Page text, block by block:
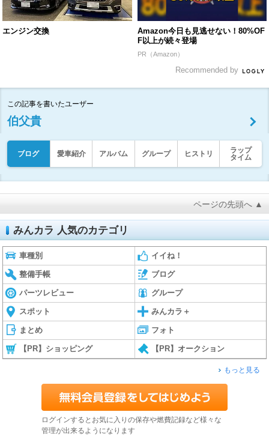
エンジン交換
Amazon今日も見逃せない！80%OF
F以上が続々登場
PR（Amazon）
Recommended by
この記事を書いたユーザー
伯父貴
ブログ 愛車紹介 アルバム グループ ヒストリ
ラップ
タイム
ページの先頭へ ▲
みんカラ 人気のカテゴリ
車種別 イイね！
整備手帳 ブログ
パーツレビュー グループ
スポット みんカラ＋
まとめ フォト
【PR】ショッピング 【PR】オークション
もっと見る
ログインするとお気に入りの保存や燃費記録など様々な
管理が出来るようになります